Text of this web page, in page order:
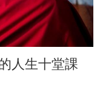
人生十堂課